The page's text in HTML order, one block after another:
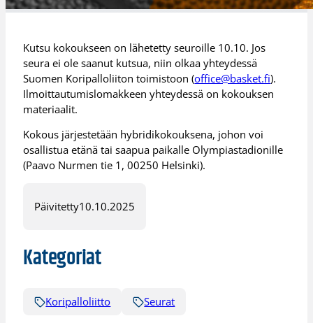
Kutsu kokoukseen on lähetetty seuroille 10.10. Jos
seura ei ole saanut kutsua, niin olkaa yhteydessä
Suomen Koripalloliiton toimistoon (office@basket.fi).
Ilmoittautumislomakkeen yhteydessä on kokouksen
materiaalit.
Kokous järjestetään hybridikokouksena, johon voi
osallistua etänä tai saapua paikalle Olympiastadionille
(Paavo Nurmen tie 1, 00250 Helsinki).
Päivitetty10.10.2025
Kategoriat
Koripalloliitto Seurat